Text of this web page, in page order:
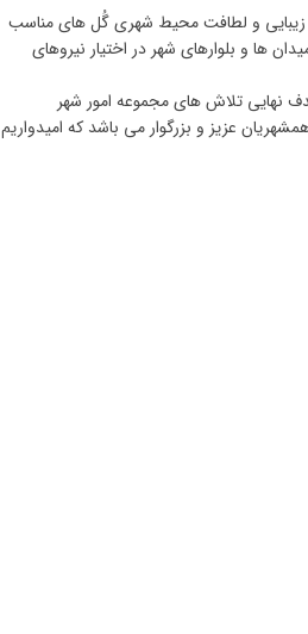
زیبایی و لطافت محیط شهری گُل های مناسب
ها و بلوارهای شهر در اختیار نیروهای
نهایی تلاش های مجموعه امور شهر
عزیز و بزرگوار می باشد که امیدواریم